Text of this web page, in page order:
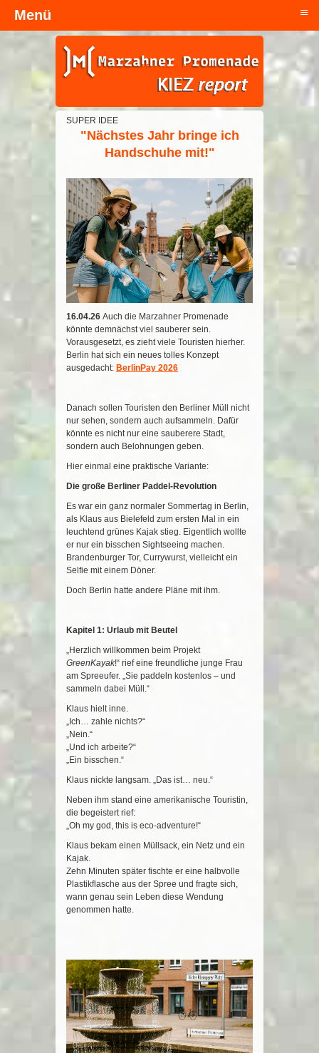
Kopfzeile
SUPER IDEE
"Nächstes Jahr bringe ich
Handschuhe mit!"
16.04.26 Auch die Marzahner Promenade
könnte demnächst viel sauberer sein.
Vorausgesetzt, es zieht viele Touristen hierher.
Berlin hat sich ein neues tolles Konzept
ausgedacht: BerlinPay 2026
Danach sollen Touristen den Berliner Müll nicht
nur sehen, sondern auch aufsammeln. Dafür
könnte es nicht nur eine sauberere Stadt,
sondern auch Belohnungen geben.
Hier einmal eine praktische Variante:
Die große Berliner Paddel-Revolution
Es war ein ganz normaler Sommertag in Berlin,
als Klaus aus Bielefeld zum ersten Mal in ein
leuchtend grünes Kajak stieg. Eigentlich wollte
er nur ein bisschen Sightseeing machen.
Brandenburger Tor, Currywurst, vielleicht ein
Selfie mit einem Döner.
Doch Berlin hatte andere Pläne mit ihm.
Kapitel 1: Urlaub mit Beutel
„Herzlich willkommen beim Projekt
GreenKayak!“ rief eine freundliche junge Frau
am Spreeufer. „Sie paddeln kostenlos – und
sammeln dabei Müll.“
Klaus hielt inne.
„Ich… zahle nichts?“
„Nein.“
„Und ich arbeite?“
„Ein bisschen.“
Klaus nickte langsam. „Das ist… neu.“
Neben ihm stand eine amerikanische Touristin,
die begeistert rief:
„Oh my god, this is eco-adventure!“
Klaus bekam einen Müllsack, ein Netz und ein
Kajak.
Zehn Minuten später fischte er eine halbvolle
Plastikflasche aus der Spree und fragte sich,
wann genau sein Leben diese Wendung
genommen hatte.
Menü ≡